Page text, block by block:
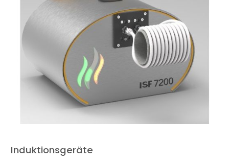
Induktionsgeräte